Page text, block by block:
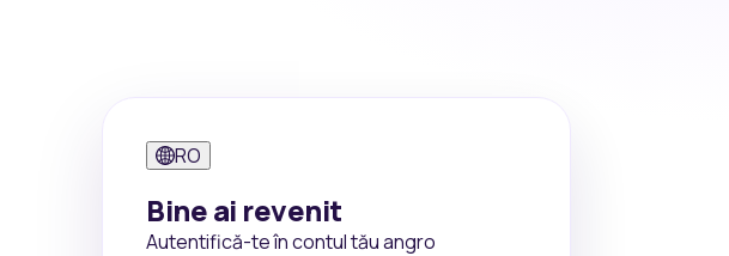
RO
Bine ai revenit
Autentifică-te în contul tău angro